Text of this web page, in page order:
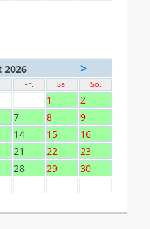
2026 >
Fr. Sa. So.
1
2
7 8
9
14 15
16
21 22
23
28 29
30